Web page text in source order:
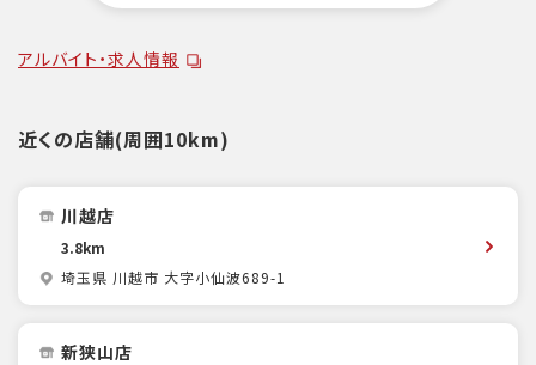
アルバイト・求人情報
近くの店舗(周囲10km)
川越店
3.8km
埼玉県 川越市 大字小仙波689-1
新狭山店